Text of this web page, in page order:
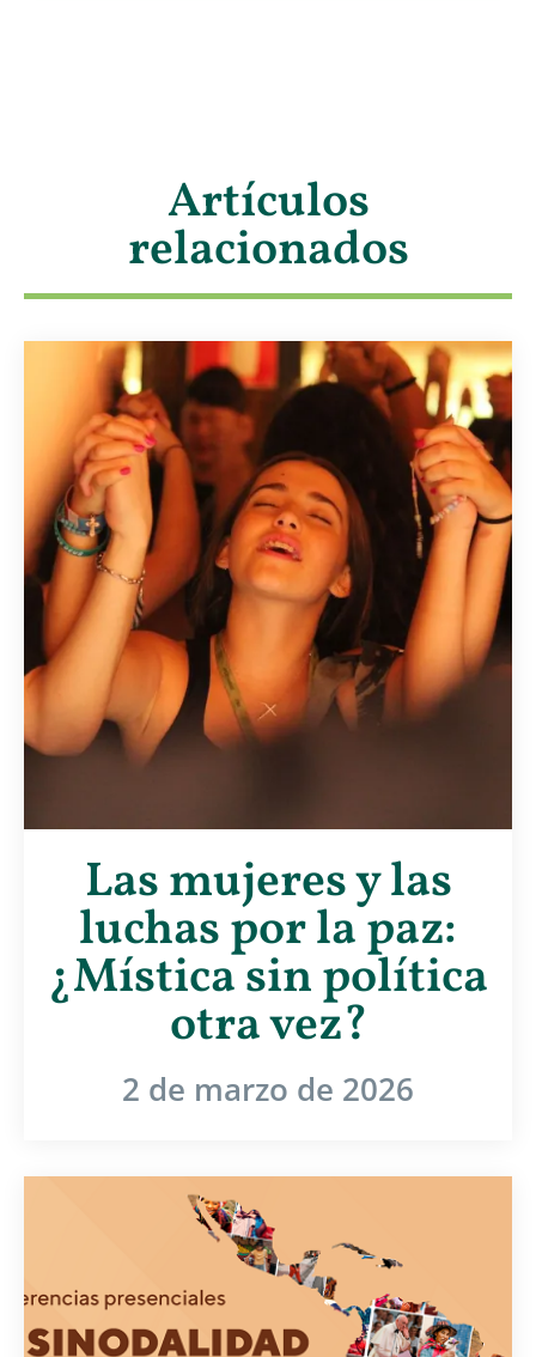
Artículos
relacionados
Las mujeres y las
luchas por la paz:
¿Mística sin política
otra vez?
2 de marzo de 2026